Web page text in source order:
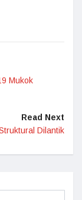
Mukok
Read Next
Dilantik